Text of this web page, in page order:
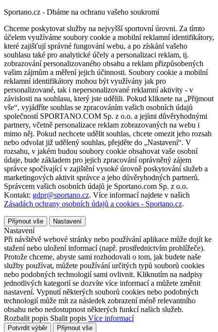
Sportano.cz - Dbáme na ochranu vašeho soukromí
Chceme poskytovat služby na nejvyšší sportovní úrovni. Za tímto
účelem využíváme soubory cookie a mobilní reklamní identifikátory,
které zajišťují správné fungování webu, a po získání vašeho
souhlasu také pro analytické účely a personalizaci reklam, tj.
zobrazování personalizovaného obsahu a reklam přizpůsobených
vašim zájmům a měření jejich účinnosti. Soubory cookie a mobilní
reklamní identifikátory mohou být využívány jak pro
personalizované, tak i nepersonalizované reklamní aktivity - v
závislosti na souhlasu, který jste udělili. Pokud kliknete na „Přijmout
vše“, vyjádříte souhlas se zpracováním vašich osobních údajů
společností SPORTANO.COM Sp. z o.o. a jejími důvěryhodnými
partnery, včetně personalizace reklam zobrazovaných na webu i
mimo něj. Pokud nechcete udělit souhlas, chcete omezit jeho rozsah
nebo odvolat již udělený souhlas, přejděte do „Nastavení“. V
rozsahu, v jakém budou soubory cookie obsahovat vaše osobní
údaje, bude základem pro jejich zpracování oprávněný zájem
správce spočívající v zajištění vysoké úrovně poskytování služeb a
marketingových aktivit správce a jeho důvěryhodných partnerů.
Správcem vašich osobních údajů je Sportano.com Sp. z o.o.
Kontakt: gdpr@sportano.cz. Více informací najdete v našich
Zásadách ochrany osobních údajů a cookies - Sportano.cz.
Přijmout vše Nastavení
Nastavení
Při návštěvě webové stránky nebo používání aplikace může dojít ke
stažení nebo uložení informací (např. prostřednictvím prohlížeče).
Protože chceme, abyste sami rozhodovali o tom, jak budete naše
služby používat, můžete používání určitých typů souborů cookies
nebo podobných technologií sami ovlivnit. Kliknutím na nadpisy
jednotlivých kategorií se dozvíte více informací a můžete změnit
nastavení. Vypnutí některých souborů cookies nebo podobných
technologií může mít za následek zobrazení méně relevantního
obsahu nebo nedostupnost některých funkcí našich služeb.
Rozbalit popis Sbalit popis Více informací
Potvrdit výběr
Přijmout vše